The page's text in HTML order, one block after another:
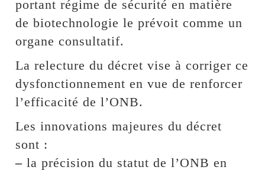
portant régime de sécurité en matière
de biotechnologie le prévoit comme un
organe consultatif.
La relecture du décret vise à corriger ce
dysfonctionnement en vue de renforcer
l’efficacité de l’ONB.
Les innovations majeures du décret
sont :
– la précision du statut de l’ONB en